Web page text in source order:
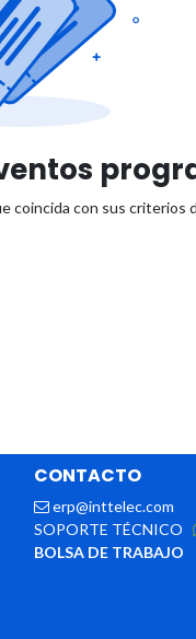
coincida con sus criterios
CONTACTO
erp@inttelec.com
SOPORTE TÉCNICO
BOLSA DE TRABAJO